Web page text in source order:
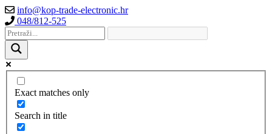
info@kop-trade-electronic.hr
048/812-525
Exact matches only
Search in title